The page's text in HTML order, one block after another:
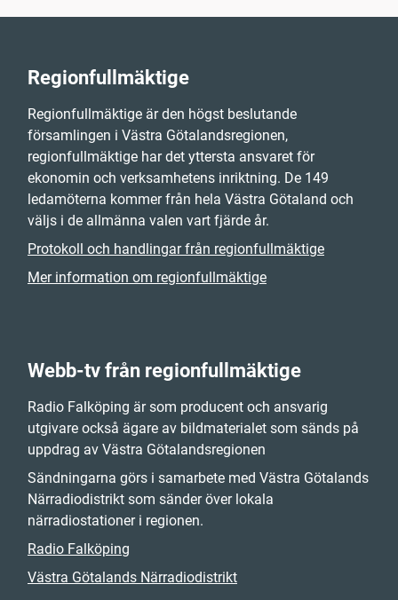
Regionfullmäktige
Regionfullmäktige är den högst beslutande
församlingen i Västra Götalandsregionen,
regionfullmäktige har det yttersta ansvaret för
ekonomin och verksamhetens inriktning. De 149
ledamöterna kommer från hela Västra Götaland och
väljs i de allmänna valen vart fjärde år.
Protokoll och handlingar från regionfullmäktige
Mer information om regionfullmäktige
Webb-tv från regionfullmäktige
Radio Falköping är som producent och ansvarig
utgivare också ägare av bildmaterialet som sänds på
uppdrag av Västra Götalandsregionen
Sändningarna görs i samarbete med Västra Götalands
Närradiodistrikt som sänder över lokala
närradiostationer i regionen.
Radio Falköping
Västra Götalands Närradiodistrikt